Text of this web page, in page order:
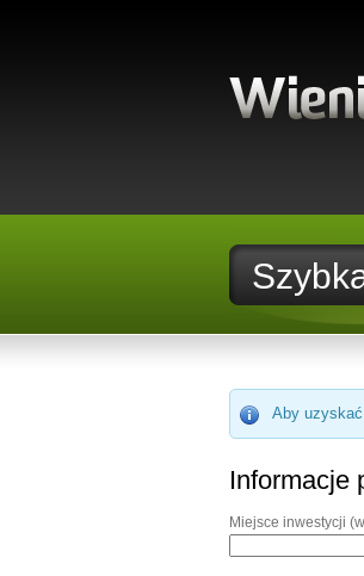
Aby uzyskać
Informacje
Miejsce inwestycji